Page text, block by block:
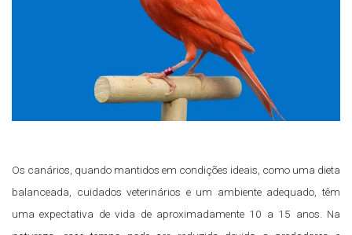
Os canários, quando mantidos em condições ideais, como uma dieta
balanceada, cuidados veterinários e um ambiente adequado, têm
uma expectativa de vida de aproximadamente 10 a 15 anos. Na